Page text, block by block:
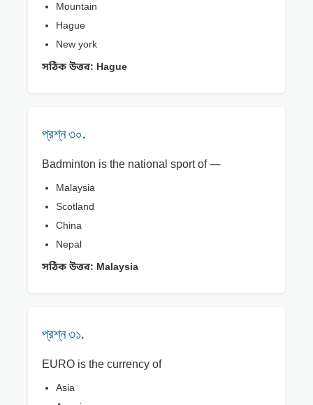
Mountain
Hague
New york
সঠিক উত্তর: Hague
প্রশ্ন ৩০.
Badminton is the national sport of —
Malaysia
Scotland
China
Nepal
সঠিক উত্তর: Malaysia
প্রশ্ন ৩১.
EURO is the currency of
Asia